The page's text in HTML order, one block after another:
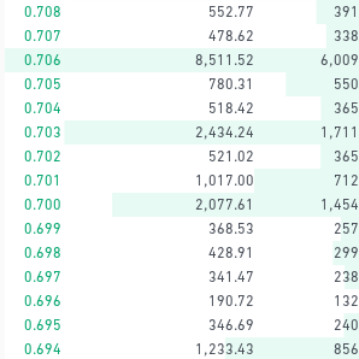
0.708
552.77
0.707
478.62
0.706
8,511.52
0.705
780.31
0.704
518.42
0.703
2,434.24
0.702
521.02
0.701
1,017.00
0.700
2,077.61
0.699
368.53
0.698
428.91
0.697
341.47
0.696
190.72
0.695
346.69
0.694
1,233.43